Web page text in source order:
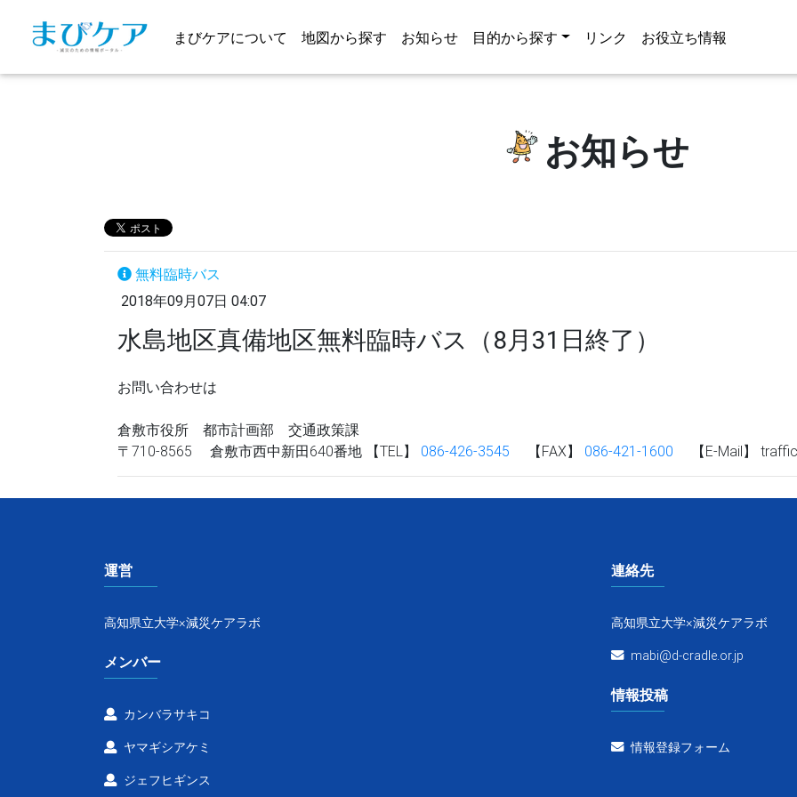
まびケアについて 地図から探す お知らせ 目的から探す リンク お役立ち情報
お知らせ
無料臨時バス
2018年09月07日 04:07
水島地区真備地区無料臨時バス（8月31日終了）
お問い合わせは
倉敷市役所 都市計画部 交通政策課
〒710-8565 倉敷市西中新田640番地 【TEL】 086-426-3545 【FAX】 086-421-1600 【E-Mail】
運営
高知県立大学×減災ケアラボ
メンバー
カンバラサキコ
ヤマギシアケミ
ジェフヒギンス
連絡先
高知県立大学×減災ケアラボ
mabi@d-cradle.or.jp
情報投稿
情報登録フォーム